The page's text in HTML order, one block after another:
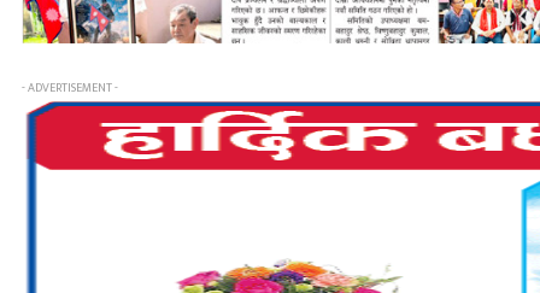
- ADVERTISEMENT -